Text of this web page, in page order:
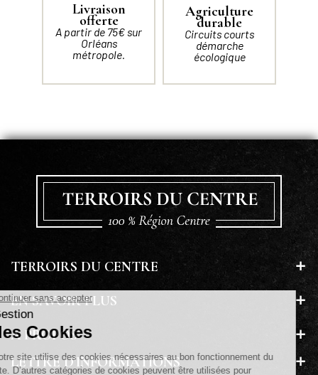
Livraison
offerte
A partir de 75€ sur
Orléans
métropole.
Agriculture
durable
Circuits courts
démarche
écologique
TERROIRS DU CENTRE
EN SAVOIR PLUS
A PROPOS
LETTRE D'INFORMATIONS